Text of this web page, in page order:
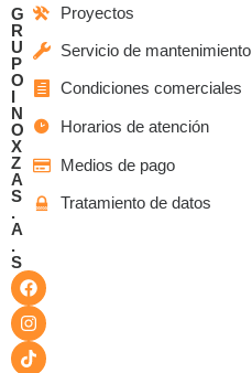
G
R
U
P
O
I
N
O
X
Z
A
S
.
A
.
S
Proyectos
Servicio de mantenimiento
Condiciones comerciales
Horarios de atención
Medios de pago
Tratamiento de datos